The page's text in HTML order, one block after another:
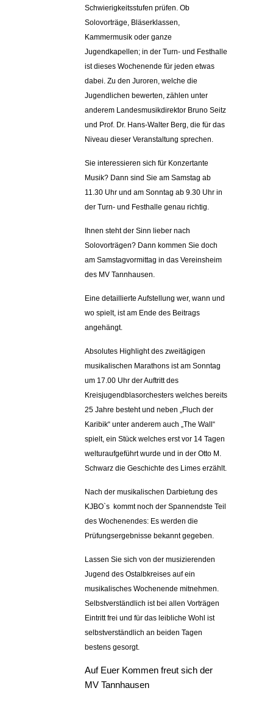
Schwierigkeitsstufen prüfen. Ob
Solovorträge, Bläserklassen,
Kammermusik oder ganze
Jugendkapellen; in der Turn- und Festhalle
ist dieses Wochenende für jeden etwas
dabei. Zu den Juroren, welche die
Jugendlichen bewerten, zählen unter
anderem Landesmusikdirektor Bruno Seitz
und Prof. Dr. Hans-Walter Berg, die für das
Niveau dieser Veranstaltung sprechen.
Sie interessieren sich für Konzertante
Musik? Dann sind Sie am Samstag ab
11.30 Uhr und am Sonntag ab 9.30 Uhr in
der Turn- und Festhalle genau richtig.
Ihnen steht der Sinn lieber nach
Solovorträgen? Dann kommen Sie doch
am Samstagvormittag in das Vereinsheim
des MV Tannhausen.
Eine detaillierte Aufstellung wer, wann und
wo spielt, ist am Ende des Beitrags
angehängt.
Absolutes Highlight des zweitägigen
musikalischen Marathons ist am Sonntag
um 17.00 Uhr der Auftritt des
Kreisjugendblasorchesters welches bereits
25 Jahre besteht und neben „Fluch der
Karibik“ unter anderem auch „The Wall“
spielt, ein Stück welches erst vor 14 Tagen
welturaufgeführt wurde und in der Otto M.
Schwarz die Geschichte des Limes erzählt.
Nach der musikalischen Darbietung des
KJBO`s kommt noch der Spannendste Teil
des Wochenendes: Es werden die
Prüfungsergebnisse bekannt gegeben.
Lassen Sie sich von der musizierenden
Jugend des Ostalbkreises auf ein
musikalisches Wochenende mitnehmen.
Selbstverständlich ist bei allen Vorträgen
Eintritt frei und für das leibliche Wohl ist
selbstverständlich an beiden Tagen
bestens gesorgt.
Auf Euer Kommen freut sich der
MV Tannhausen